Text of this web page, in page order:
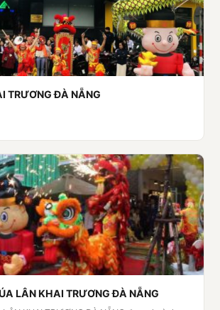
TRƯƠNG ĐÀ NẴNG
LÂN KHAI TRƯƠNG ĐÀ NẴNG